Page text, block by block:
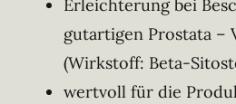
Erleichterung bei
gutartigen Prostata –
(Wirkstoff: Beta-
wertvoll für die